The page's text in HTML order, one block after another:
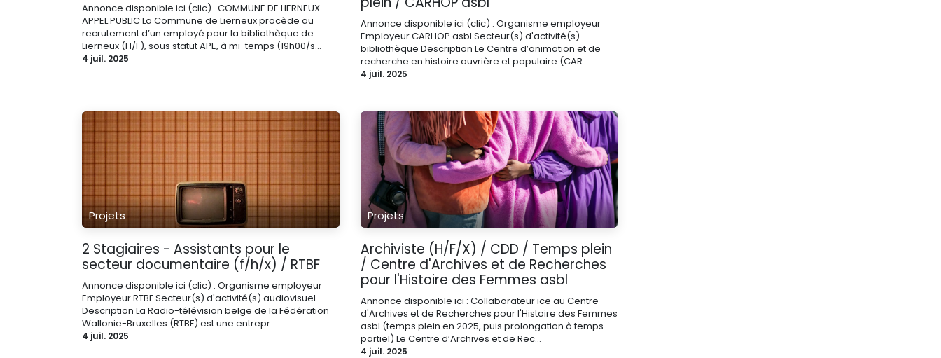
Annonce disponible ici (clic) . COMMUNE DE LIERNEUX
APPEL PUBLIC La Commune de Lierneux procède au
recrutement d’un employé pour la bibliothèque de
Lierneux (H/F), sous statut APE, à mi-temps (19h00/s...
4 juil. 2025
Annonce disponible ici (clic) . Organisme employeur
Employeur CARHOP asbl Secteur(s) d'activité(s)
bibliothèque Description Le Centre d’animation et de
recherche en histoire ouvrière et populaire (CAR...
4 juil. 2025
Projets
2 Stagiaires - Assistants pour le
secteur documentaire (f/h/x) / RTBF
Annonce disponible ici (clic) . Organisme employeur
Employeur RTBF Secteur(s) d'activité(s) audiovisuel
Description La Radio-télévision belge de la Fédération
Wallonie-Bruxelles (RTBF) est une entrepr...
4 juil. 2025
Projets
Archiviste (H/F/X) / CDD / Temps plein
/ Centre d'Archives et de Recherches
pour l'Histoire des Femmes asbl
Annonce disponible ici : Collaborateur·ice au Centre
d'Archives et de Recherches pour l'Histoire des Femmes
asbl (temps plein en 2025, puis prolongation à temps
partiel) Le Centre d’Archives et de Rec...
4 juil. 2025